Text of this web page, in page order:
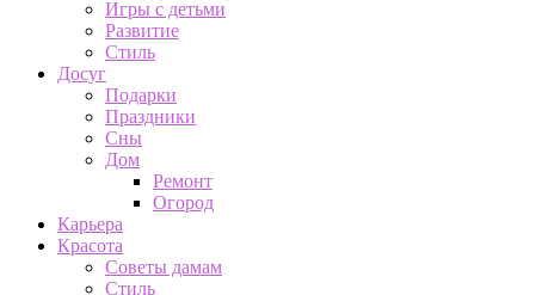
Игры с детьми
Развитие
Стиль
Досуг
Подарки
Праздники
Сны
Дом
Ремонт
Огород
Карьера
Красота
Советы дамам
Стиль